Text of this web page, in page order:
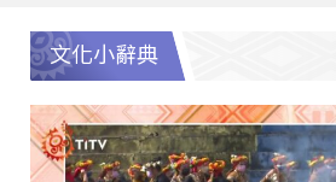
文化小辭典